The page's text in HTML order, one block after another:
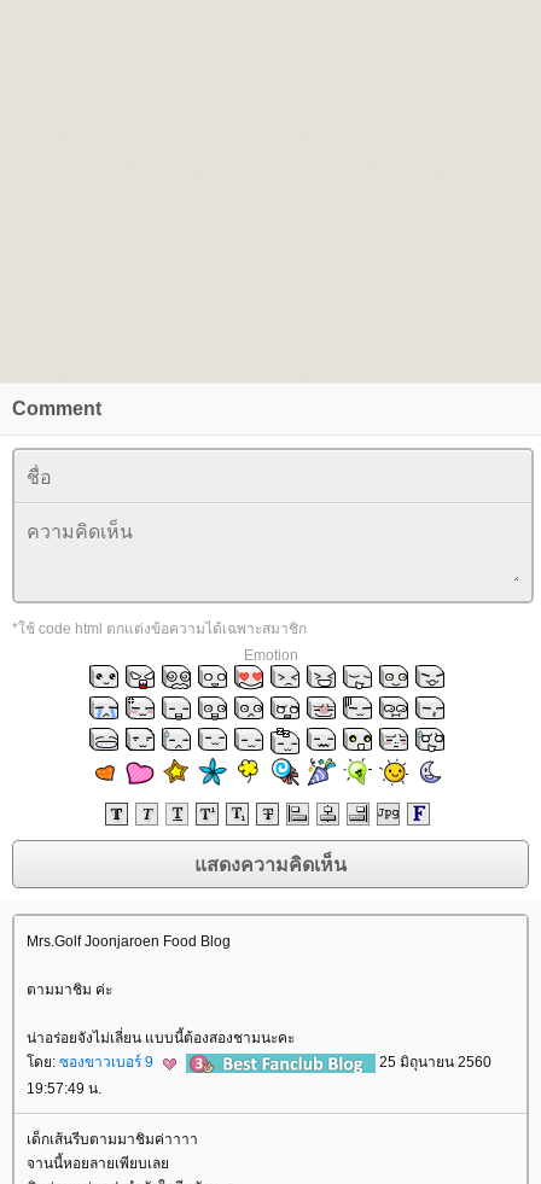
Comment
*ใช้ code html ตกแต่งข้อความได้เฉพาะสมาชิก
Emotion
Mrs.Golf Joonjaroen Food Blog
ตามมาชิม ค่ะ
น่าอร่อยจังไม่เลี่ยน แบบนี้ต้องสองชามนะคะ
ดย: ซองขาวเบอร์ 9
25 มิถุนายน 2560
19:57:49 น.
เด็กเส้นรีบตามมาชิมค่าาาา
จานนี้หอยลายเพียบเล